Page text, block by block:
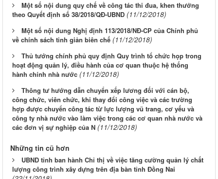
Một số nội dung quy chế về công tác thi đua, khen thưởng
theo Quyết định số 38/2018/QĐ-UBND (11/12/2018)
Một số nội dung Nghị định 113/2018/NĐ-CP của Chính phủ
về chính sách tinh giản biên chế (11/12/2018)
Thủ tướng chính phủ quy định Quy trình tổ chức họp trong
hoạt động quản lý, điều hành của cơ quan thuộc hệ thống
hành chính nhà nước (11/12/2018)
Thông tư hướng dẫn chuyển xếp lương đối với cán bộ,
công chức, viên chức, khi thay đổi công việc và các trường
hợp được chuyển công tác từ lực lượng vũ trang, cơ yếu và
công ty nhà nước vào làm việc trong các cơ quan nhà nước và
các đơn vị sự nghiệp của N (11/12/2018)
Những tin cũ hơn
UBND tỉnh ban hành Chỉ thị về việc tăng cường quản lý chất
lượng công trình xây dựng trên địa bàn tỉnh Đồng Nai